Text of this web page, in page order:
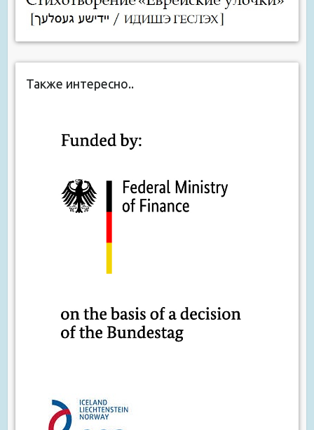
Также интересно..